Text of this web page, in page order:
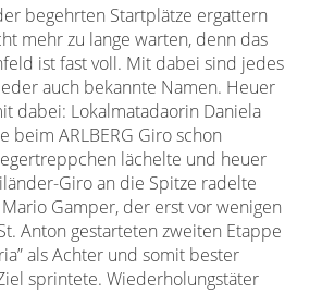
begehrten Startplätze ergattern
mehr zu lange warten, denn das
ist fast voll. Mit dabei sind jedes
auch bekannte Namen. Heuer
dabei: Lokalmatadaorin Daniela
beim ARLBERG Giro schon
lächelte und heuer
Giro an die Spitze radelte
Gamper, der erst vor wenigen
Anton gestarteten zweiten Etappe
als Achter und somit bester
sprintete. Wiederholungstäter